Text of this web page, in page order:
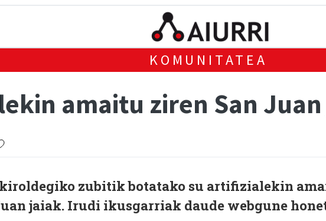
KOMUNITATEA
amaitu ziren San
zubitik botatako su artifizialekin
jaiak. Irudi ikusgarriak daude webgune